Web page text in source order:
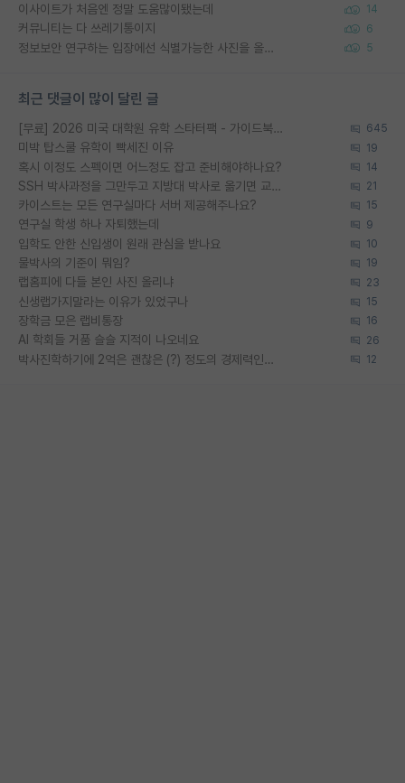
이사이트가 처음엔 정말 도움많이됐는데 14
커뮤니티는 다 쓰레기통이지 6
정보보안 연구하는 입장에선 식별가능한 사진을 올리는건 비추이긴함 5
최근 댓글이 많이 달린 글
[무료] 2026 미국 대학원 유학 스타터팩 - 가이드북 & 합격자 컨택메일 템플릿 645
미박 탑스쿨 유학이 빡세진 이유 19
혹시 이정도 스펙이면 어느정도 잡고 준비해야하나요? 14
SSH 박사과정을 그만두고 지방대 박사로 옮기면 교수의 꿈은 끝일까요? 21
카이스트는 모든 연구실마다 서버 제공해주나요? 15
연구실 학생 하나 자퇴했는데 9
입학도 안한 신입생이 원래 관심을 받나요 10
물박사의 기준이 뭐임? 19
랩홈피에 다들 본인 사진 올리냐 23
신생랩가지말라는 이유가 있었구나 15
장학금 모은 랩비통장 16
AI 학회들 거품 슬슬 지적이 나오네요 26
박사진학하기에 2억은 괜찮은 (?) 정도의 경제력인가요 12